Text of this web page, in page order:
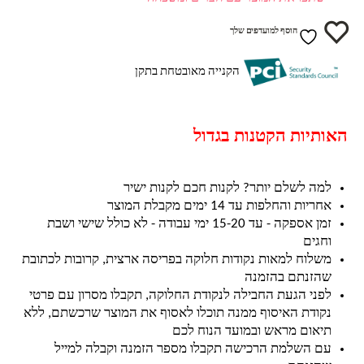
הוסף למועדפים שלך
הקנייה מאובטחת בתקן
האותיות הקטנות בגדול
למה לשלם יותר? לקנות חכם לקנות ישיר
אחריות והחלפות עד 14 ימים מקבלת המוצר
זמן אספקה - עד 15-20 ימי עבודה - לא כולל שישי ושבת
וחגים
משלוח למאות נקודות חלוקה בפריסה ארצית, קרובות לכתובת
שהזנתם בהזמנה
לפני הגעת החבילה לנקודת החלוקה, תקבלו מסרון עם פרטי
נקודת האיסוף ממנה תוכלו לאסוף את המוצר שרכשתם, ללא
תיאום מראש ובמועד הנוח לכם
עם השלמת הרכישה תקבלו מספר הזמנה וקבלה למייל